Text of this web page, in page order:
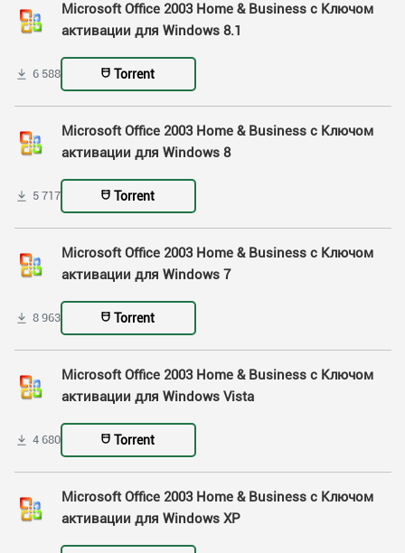
Microsoft Office 2003 Home & Business с Ключом
активации для Windows 8.1
6 588 Torrent
Microsoft Office 2003 Home & Business с Ключом
активации для Windows 8
5 717 Torrent
Microsoft Office 2003 Home & Business с Ключом
активации для Windows 7
8 963 Torrent
Microsoft Office 2003 Home & Business с Ключом
активации для Windows Vista
4 680 Torrent
Microsoft Office 2003 Home & Business с Ключом
активации для Windows XP